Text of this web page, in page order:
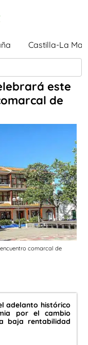
Castilla-La
este
de
comarcal de
adelanto histórico
por el cambio
baja rentabilidad